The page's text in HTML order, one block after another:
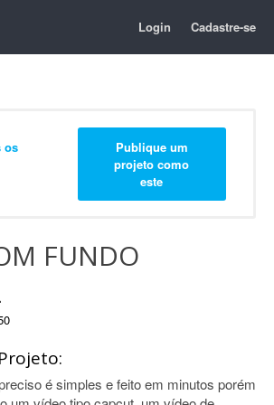
Login Cadastre-se
os
Publique um
projeto como
este
FUNDO
é simples e feito em minutos porém